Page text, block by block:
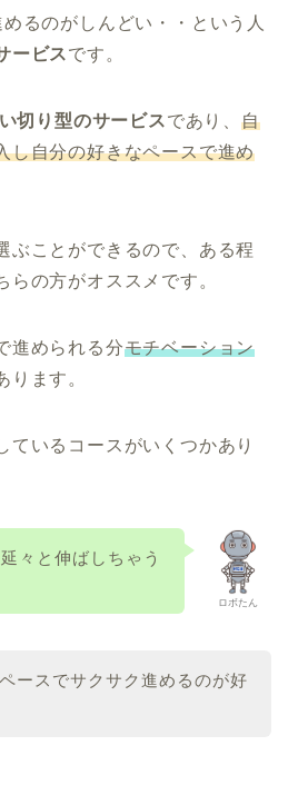
るのがしんどい・・という人
ービスです。
切り型のサービスであり、自
し自分の好きなペースで進め
ぶことができるので、ある程
らの方がオススメです。
進められる分モチベーション
ります。
ているコースがいくつかあり
ロボたん
々と伸ばしちゃう
ースでサクサク進めるのが好